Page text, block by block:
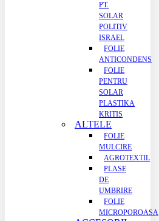
PT.
SOLAR
POLITIV
ISRAEL
FOLIE
ANTICONDENS
FOLIE
PENTRU
SOLAR
PLASTIKA
KRITIS
ALTELE
FOLIE
MULCIRE
AGROTEXTIL
PLASE
DE
UMBRIRE
FOLIE
MICROPOROASA